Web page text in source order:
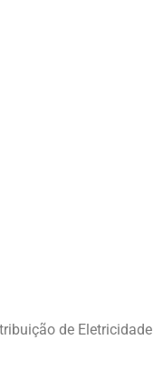
de Eletricidade